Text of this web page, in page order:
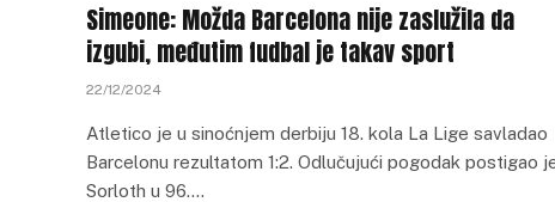
Simeone: Možda Barcelona nije zaslužila da
izgubi, međutim fudbal je takav sport
22/12/2024
Atletico je u sinoćnjem derbiju 18. kola La Lige savladao
Barcelonu rezultatom 1:2. Odlučujući pogodak postigao
Sorloth u 96.…